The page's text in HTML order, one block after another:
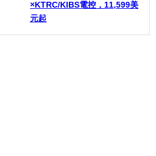
×KTRC/KIBS電控，11,599美
元起